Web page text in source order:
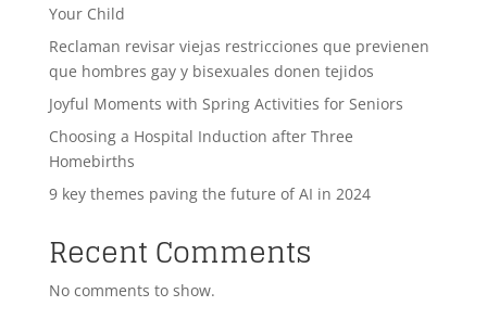
Your Child
Reclaman revisar viejas restricciones que previenen
que hombres gay y bisexuales donen tejidos
Joyful Moments with Spring Activities for Seniors
Choosing a Hospital Induction after Three
Homebirths
9 key themes paving the future of AI in 2024
Recent Comments
No comments to show.